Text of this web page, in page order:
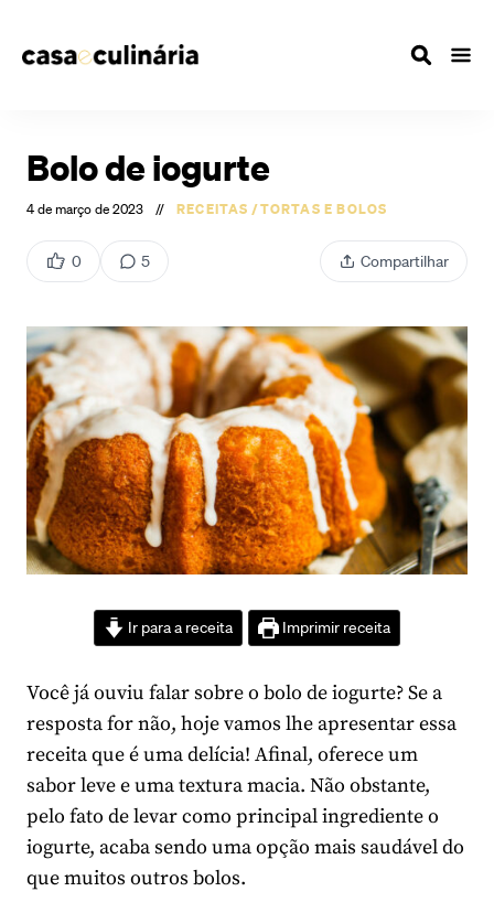
Bolo de iogurte
4 de março de 2023 // RECEITAS /TORTAS E BOLOS
0 5 Compartilhar
Ir para a receita Imprimir receita
Você já ouviu falar sobre o bolo de iogurte? Se a
resposta for não, hoje vamos lhe apresentar essa
receita que é uma delícia! Afinal, oferece um
sabor leve e uma textura macia. Não obstante,
pelo fato de levar como principal ingrediente o
iogurte, acaba sendo uma opção mais saudável do
que muitos outros bolos.